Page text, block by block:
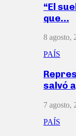
“El
que…
8 agosto,
PAÍS
salvó
7 agosto,
PAÍS